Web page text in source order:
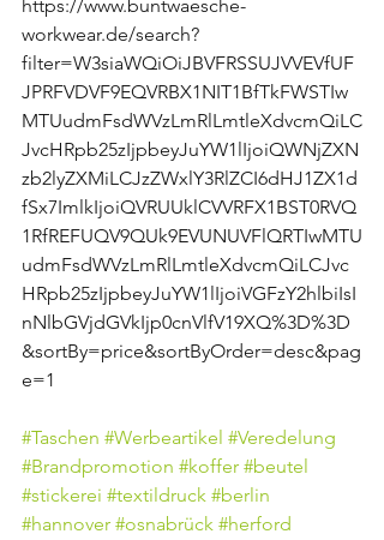
https://www.buntwaesche-
workwear.de/search?
filter=W3siaWQiOiJBVFRSSUJVVEVfUF
JPRFVDVF9EQVRBX1NIT1BfTkFWSTIw
MTUudmFsdWVzLmRlLmtleXdvcmQiLC
JvcHRpb25zIjpbeyJuYW1lIjoiQWNjZXN
zb2lyZXMiLCJzZWxlY3RlZCI6dHJ1ZX1d
fSx7ImlkIjoiQVRUUklCVVRFX1BST0RVQ
1RfREFUQV9QUk9EVUNUVFlQRTIwMTU
udmFsdWVzLmRlLmtleXdvcmQiLCJvc
HRpb25zIjpbeyJuYW1lIjoiVGFzY2hlbiIsI
nNlbGVjdGVkIjp0cnVlfV19XQ%3D%3D
&sortBy=price&sortByOrder=desc&pag
e=1
#Taschen #Werbeartikel #Veredelung
#Brandpromotion #koffer #beutel
#stickerei #textildruck #berlin
#hannover #osnabrück #herford